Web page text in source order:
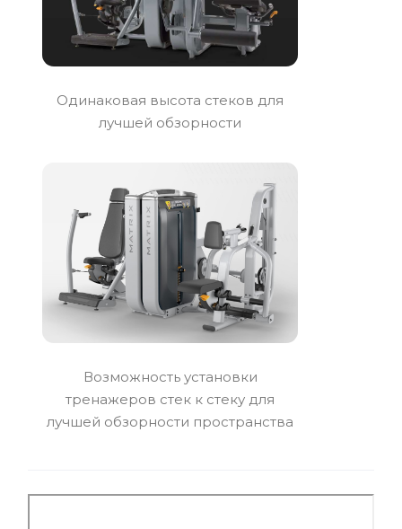
Одинаковая высота стеков для
лучшей обзорности
Возможность установки
тренажеров стек к стеку для
лучшей обзорности пространства